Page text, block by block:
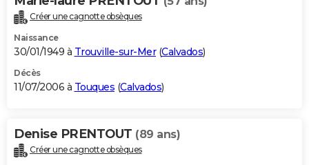
Créer une cagnotte obsèques
Naissance
30/01/1949 à Trouville-sur-Mer(Calvados)
Décès
11/07/2006 à Touques (Calvados)
Denise PRENTOUT (89 ans)
Créer une cagnotte obsèques